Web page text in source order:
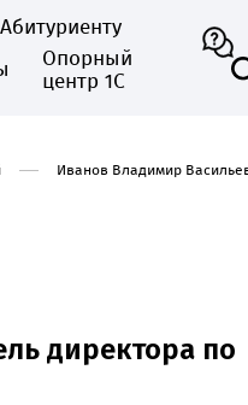
Абитуриенту
Опорный
центр 1С
Иванов Владимир
директора по